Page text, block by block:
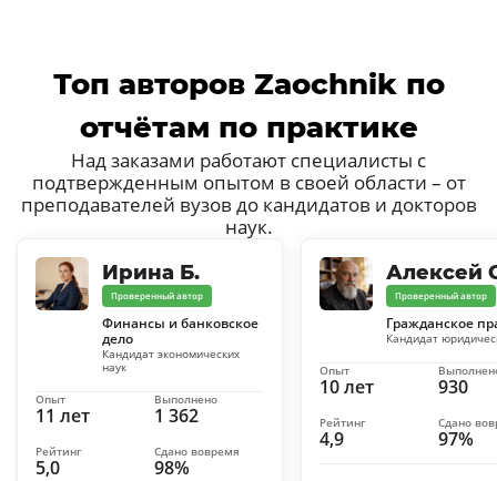
Топ авторов Zaochnik по
отчётам по практике
Над заказами работают специалисты с
подтвержденным опытом в своей области – от
преподавателей вузов до кандидатов и докторов
наук.
Ирина Б.
Проверенный автор
Финансы и банковское
дело
Кандидат экономических
наук
11 лет
Опыт
1 362
Выполнено
5,0
Рейтинг
98%
Сдано вовремя
Алексей
Проверенный автор
Гражданское
Кандидат
10 лет
Опыт
930
4,9
Рейтинг
97%
Сдано